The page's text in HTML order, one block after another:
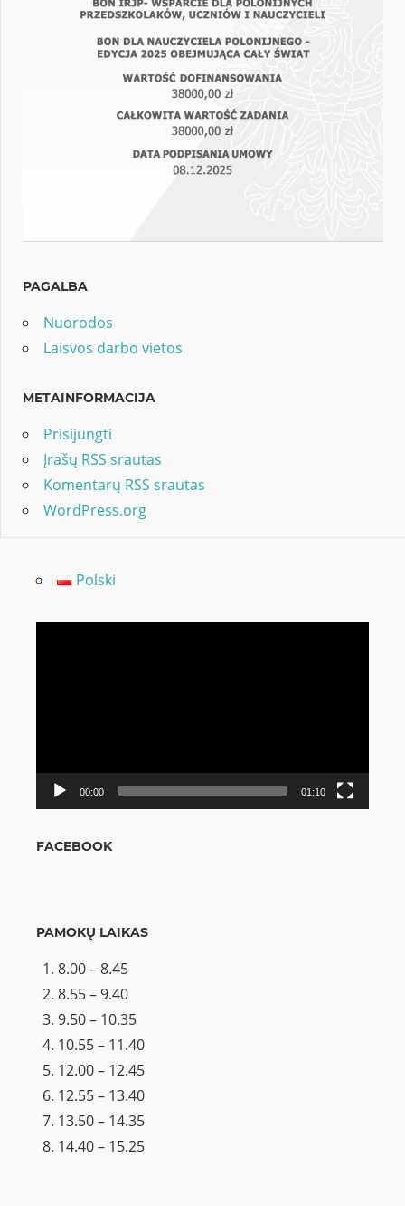
PAGALBA
Nuorodos
Laisvos darbo vietos
METAINFORMACIJA
Prisijungti
Įrašų RSS srautas
Komentarų RSS srautas
WordPress.org
Polski
00:00 01:10
FACEBOOK
PAMOKŲ LAIKAS
8.00 – 8.45
8.55 – 9.40
9.50 – 10.35
10.55 – 11.40
12.00 – 12.45
12.55 – 13.40
13.50 – 14.35
14.40 – 15.25